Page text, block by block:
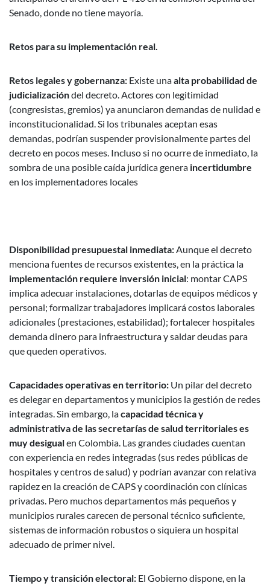
Senado, donde no tiene mayoría.
Retos para su implementación real.
Retos legales y gobernanza: Existe unaalta probabilidad de
judicializacióndel decreto. Actores con legitimidad
(congresistas, gremios) ya anunciaron demandas de nulidad e
inconstitucionalidad. Si los tribunales aceptan esas
demandas, podrían suspender provisionalmente partes del
decreto en pocos meses. Incluso si no ocurre de inmediato, la
sombra de una posible caída jurídica genera incertidumbre
en los implementadores locales
Disponibilidad presupuestal inmediata:Aunque el decreto
menciona fuentes de recursos existentes, en la práctica la
implementación requiere inversión inicial: montar CAPS
implica adecuar instalaciones, dotarlas de equipos médicos y
personal; formalizar trabajadores implicará costos laborales
adicionales (prestaciones, estabilidad); fortalecer hospitales
demanda dinero para infraestructura y saldar deudas para
que queden operativos.
Capacidades operativas en territorio: Un pilar del decreto
es delegar en departamentos y municipios la gestión de redes
integradas. Sin embargo, lacapacidad técnica y
administrativa de las secretarías de salud territoriales es
muy desigualen Colombia. Las grandes ciudades cuentan
con experiencia en redes integradas (sus redes públicas de
hospitales y centros de salud) y podrían avanzar con relativa
rapidez en la creación de CAPS y coordinación con clínicas
privadas. Pero muchos departamentos más pequeños y
municipios rurales carecen de personal técnico suficiente,
sistemas de información robustos o siquiera un hospital
adecuado de primer nivel.
Tiempo y transición electoral: El Gobierno dispone, en la